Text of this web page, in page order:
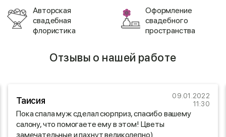
Авторская
свадебная
флористика
Оформление
свадебного
пространства
Отзывы о нашей работе
Таисия
09.01.2022
11:30
Пока спала муж сделал сюрприз, спасибо вашему
салону, что помогаете ему в этом! Цветы
замечательные и пахнут великолепно)